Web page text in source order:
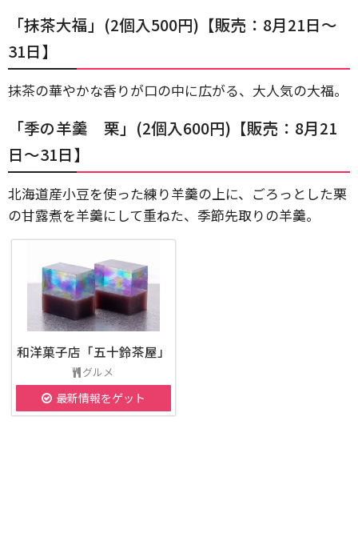
「抹茶大福」(2個入500円)【販売：8月21日～
31日】
抹茶の華やかな香りが口の中に広がる、大人気の大福。
「季の羊羹 栗」(2個入600円)【販売：8月21
日～31日】
北海道産小豆を使った練り羊羹の上に、ごろっとした栗
の甘露煮を羊羹にして重ねた、季節先取りの羊羹。
和洋菓子店「五十鈴茶屋」
グルメ
最新情報をゲット